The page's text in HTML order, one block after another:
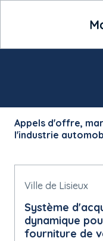
Appels d'offre,
l'industrie
Ville de Lisieux
Système
dynamique
fourniture de